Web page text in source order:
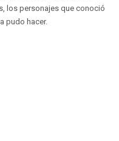
los personajes que conoció
pudo hacer.